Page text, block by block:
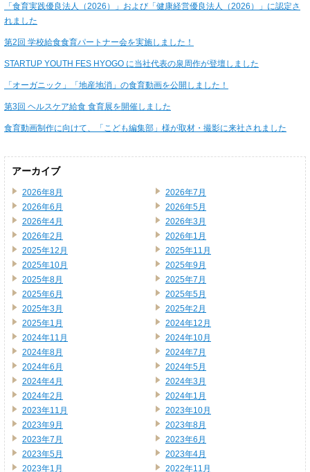
「食育実践優良法人（2026）」および「健康経営優良法人（2026）」に認定さ
れました
第2回 学校給食食育パートナー会を実施しました！
STARTUP YOUTH FES HYOGO に当社代表の泉周作が登壇しました
「オーガニック」「地産地消」の食育動画を公開しました！
第3回 ヘルスケア給食 食育展を開催しました
食育動画制作に向けて、「こども編集部」様が取材・撮影に来社されました
アーカイブ
2026年8月
2026年7月
2026年6月
2026年5月
2026年4月
2026年3月
2026年2月
2026年1月
2025年12月
2025年11月
2025年10月
2025年9月
2025年8月
2025年7月
2025年6月
2025年5月
2025年3月
2025年2月
2025年1月
2024年12月
2024年11月
2024年10月
2024年8月
2024年7月
2024年6月
2024年5月
2024年4月
2024年3月
2024年2月
2024年1月
2023年11月
2023年10月
2023年9月
2023年8月
2023年7月
2023年6月
2023年5月
2023年4月
2023年1月
2022年11月